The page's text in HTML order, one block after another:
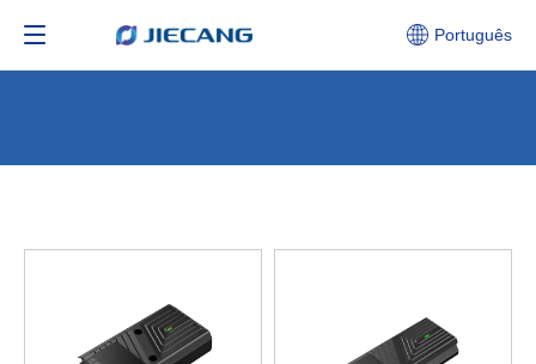
Português